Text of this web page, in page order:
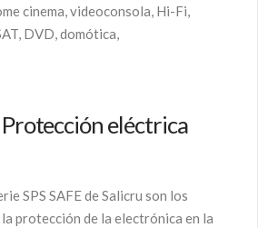
cinema, videoconsola, Hi-Fi,
DVD, domótica,
eléctrica
SPS SAFE de Salicru son los
protección de la electrónica en la